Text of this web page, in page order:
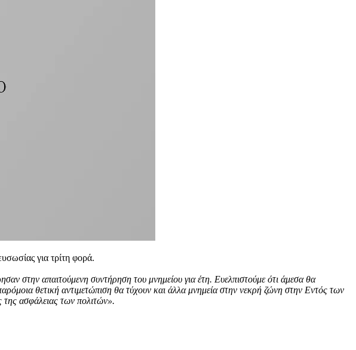
για τρίτη φορά.
στην απαιτούμενη συντήρηση του μνημείου για έτη. Ευελπιστούμε ότι άμεσα θα
θετική αντιμετώπιση θα τύχουν και άλλα μνημεία στην νεκρή ζώνη στην Εντός των
της ασφάλειας των πολιτών».